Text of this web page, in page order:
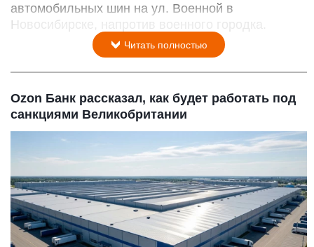
автомобильных шин на ул. Военной в
Новосибирске, напротив военного городка.
Читать полностью
Ozon Банк рассказал, как будет работать под
санкциями Великобритании